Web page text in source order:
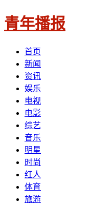
青年播报
首页
新闻
资讯
娱乐
电视
电影
综艺
音乐
明星
时尚
红人
体育
旅游